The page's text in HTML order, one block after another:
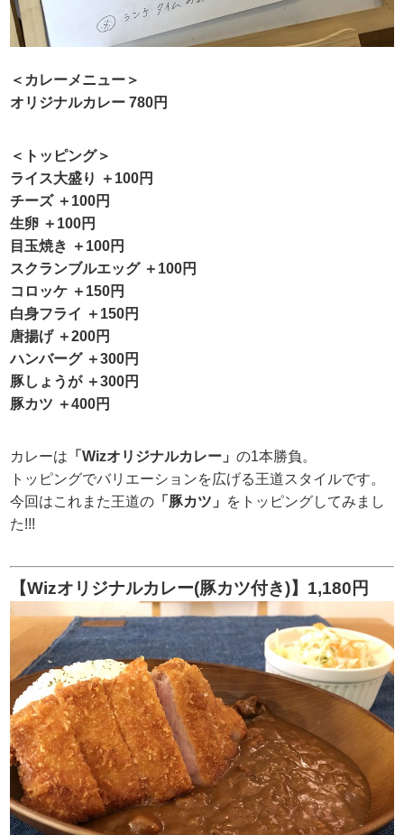
＜カレーメニュー＞
オリジナルカレー 780円
＜トッピング＞
ライス大盛り ＋100円
チーズ ＋100円
生卵 ＋100円
目玉焼き ＋100円
スクランブルエッグ ＋100円
コロッケ ＋150円
白身フライ ＋150円
唐揚げ ＋200円
ハンバーグ ＋300円
豚しょうが ＋300円
豚カツ ＋400円
カレーは 「Wizオリジナルカレー」の1本勝負。
トッピングでバリエーションを広げる王道スタイルです。
今回はこれまた王道の 「豚カツ」
をトッピングしてみまし
た!!!
【Wizオリジナルカレー(豚カツ付き)】1,180円